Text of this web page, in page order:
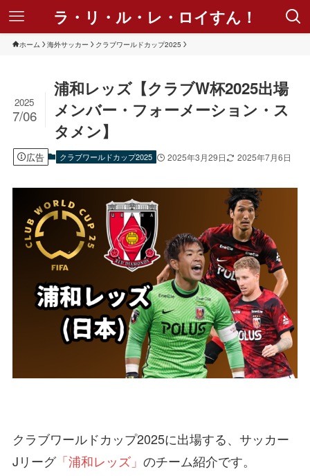
ラ・リ・ル・レ・ロイすん！
ホーム 海外サッカー クラブワールドカップ2025
浦和レッズ【クラブW杯2025出場
メンバー・フォーメーション・ス
タメン】
2025
7/06
広告 クラブワールドカップ2025 2025年3月29日 2025年7月6日
クラブワールドカップ2025に出場する、サッカー
Jリーグ「浦和レッズ」 のチーム紹介です。